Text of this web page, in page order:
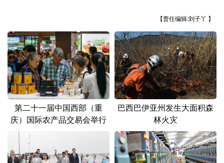
四川 贵州 云南 西藏
陕西 甘肃 青海 宁夏
新疆 内蒙古 黑龙江
多语种频道
English Français عربى
Русский язык 日本語 한국어
【责任编辑:刘子丫 】
第二十一届中国西部（重
庆）国际农产品交易会举行
巴西巴伊亚州发生大面积森
林火灾